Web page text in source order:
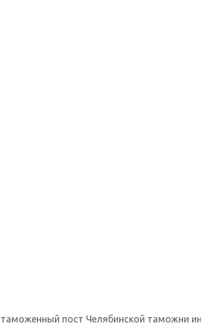
таможенный пост Челябинской таможни